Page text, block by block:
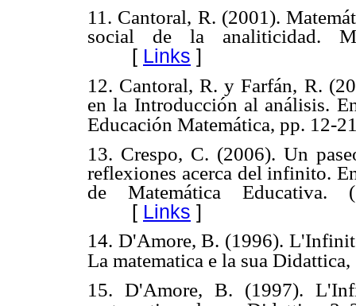
11. Cantoral, R. (2001).
social de la analiticidad.
[ Links ]
12. Cantoral, R. y Farfán, R.
en la Introducción al análisis.
Educación Matemática, pp. 12-
13. Crespo, C. (2006). Un
reflexiones acerca del infinito.
de Matemática
[ Links ]
14. D'Amore, B. (1996).
La matematica e la sua
15. D'Amore, B. (1997).